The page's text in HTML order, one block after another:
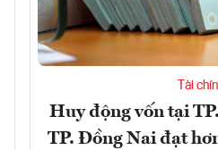
Tài
Huy động vốn tại
TP. Đồng Nai đạt